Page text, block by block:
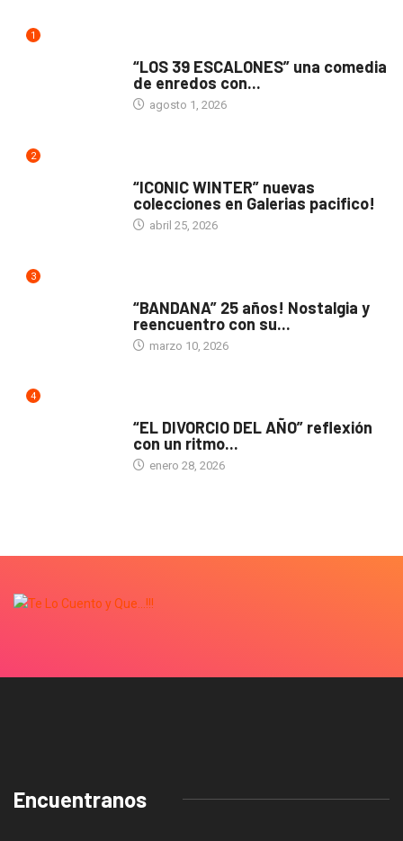
1
“LOS 39 ESCALONES” una comedia
de enredos con...
agosto 1, 2026
2
“ICONIC WINTER” nuevas
colecciones en Galerias pacifico!
abril 25, 2026
3
“BANDANA” 25 años! Nostalgia y
reencuentro con su...
marzo 10, 2026
4
“EL DIVORCIO DEL AÑO” reflexión
con un ritmo...
enero 28, 2026
Encuentranos